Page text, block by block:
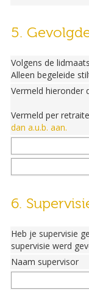
5.
Volgens de
Alleen begeleide
Vermeld hieronder
Vermeld per
dan a.u.b. aan.
6.
Heb je supervisie
supervisie werd
Naam supervisor